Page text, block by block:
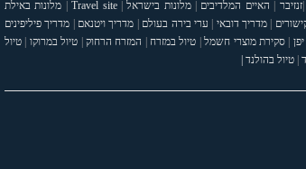
|זנזיבר | האיים המלדיבים |מלונות בישראל|
Travel site
| מלונות באילת
|מדריך דובאי | ערי בירה בעולם | מדריך ויטנאם | מדריך פיליפינים
|סקירת מוצרי חשמל| טיול במזרח | המזרח הרחוק | טיול במרוקו | טיול
| טיול בהולנד |